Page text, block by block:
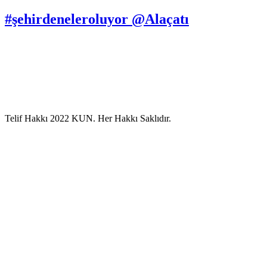
#şehirdeneleroluyor @Alaçatı
Telif Hakkı 2022 KUN. Her Hakkı Saklıdır.